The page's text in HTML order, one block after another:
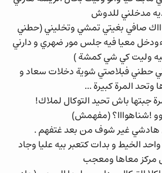
مدخلني للدوش
صافي بغيتي تمشي وتخليني (حطني
معيا فيه جلس مور ضهري و دارني
وليت كي شي كمشة )
حطني فبلاصتي شوية دخلات سعاد و
وتحد المرة كبيرة ...
جبتها باش تحيد التوكال لملاك!
!شناهوااا؟ (مفهمش)
غير شوف من بعد غتفهم .
الخيط و بدات كتعبر بيه عليا وجاد
معاها ومعجب